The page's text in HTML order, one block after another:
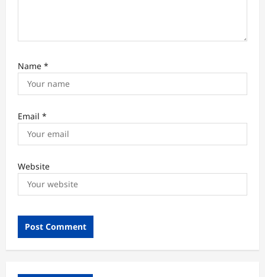
Name *
Email *
Website